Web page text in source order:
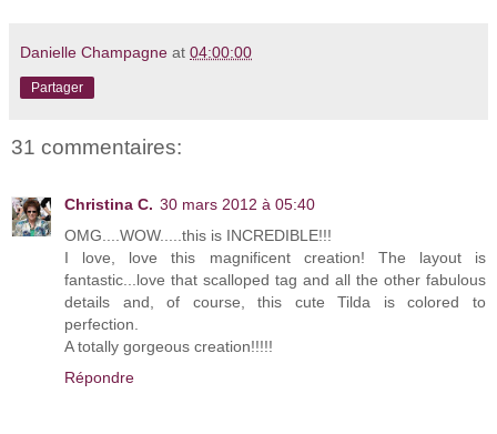
Danielle Champagne at 04:00:00
Partager
31 commentaires:
Christina C. 30 mars 2012 à 05:40
OMG....WOW.....this is INCREDIBLE!!!
I love, love this magnificent creation! The layout is
fantastic...love that scalloped tag and all the other fabulous
details and, of course, this cute Tilda is colored to
perfection.
A totally gorgeous creation!!!!!
Répondre